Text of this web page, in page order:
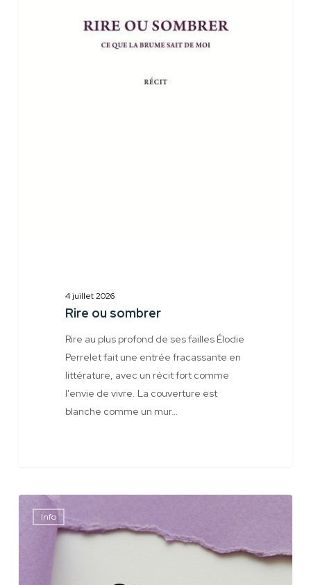
4 juillet 2026
Rire ou sombrer
Rire au plus profond de ses failles Élodie
Perrelet fait une entrée fracassante en
littérature, avec un récit fort comme
l'envie de vivre. La couverture est
blanche comme un mur…
Info
Coaching